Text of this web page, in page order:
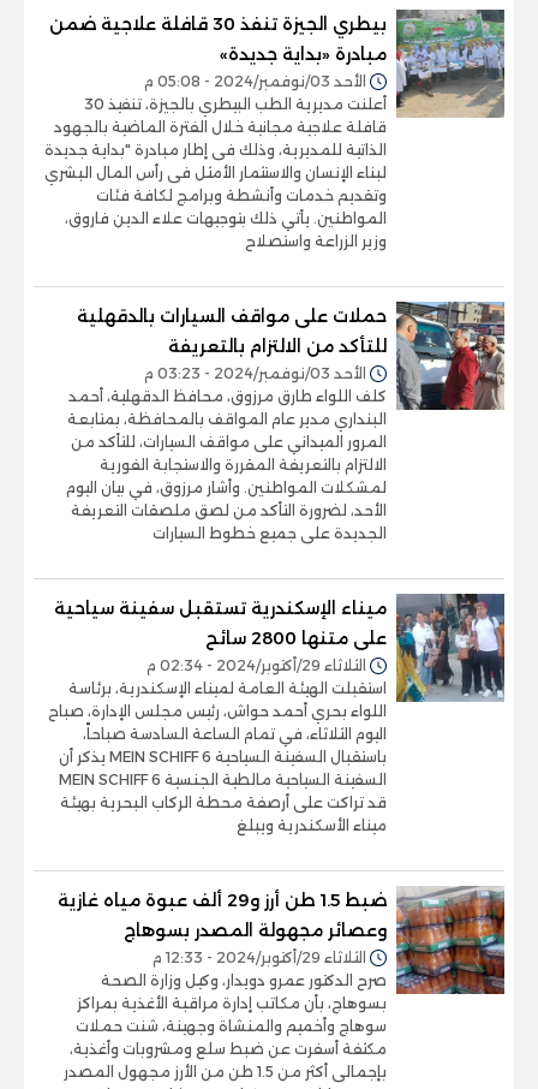
بيطري الجيزة تنفذ 30 قافلة علاجية ضمن
مبادرة «بداية جديدة»
الأحد 03/نوفمبر/2024 - 05:08 م
أعلنت مديرية الطب البيطري بالجيزة، تنفيذ 30
قافلة علاجية مجانية خلال الفترة الماضية بالجهود
الذاتية للمديرية، وذلك فى إطار مبادرة "بداية جديدة
لبناء الإنسان والاستثمار الأمثل فى رأس المال البشري
وتقديم خدمات وأنشطة وبرامج لكافة فئات
المواطنين. يأتي ذلك بتوجيهات علاء الدين فاروق،
وزير الزراعة واستصلاح
حملات على مواقف السيارات بالدقهلية
للتأكد من الالتزام بالتعريفة
الأحد 03/نوفمبر/2024 - 03:23 م
كلف اللواء طارق مرزوق، محافظ الدقهلية، أحمد
البنداري مدير عام المواقف بالمحافظة، بمتابعة
المرور الميداني على مواقف السيارات، للتأكد من
الالتزام بالتعريفة المقررة والاستجابة الفورية
لمشكلات المواطنين. وأشار مرزوق، في بيان اليوم
الأحد، لضرورة التأكد من لصق ملصقات التعريفة
الجديدة على جميع خطوط السيارات
ميناء الإسكندرية تستقبل سفينة سياحية
على متنها 2800 سائح
الثلاثاء 29/أكتوبر/2024 - 02:34 م
استقبلت الهيئة العامة لميناء الإسكندرية، برئاسة
اللواء بحري أحمد حواش، رئيس مجلس الإدارة، صباح
اليوم الثلاثاء، في تمام الساعة السادسة صباحاً،
باستقبال السفينة السياحية MEIN SCHIFF 6 يذكر أن
السفينة السياحية مالطية الجنسية MEIN SCHIFF 6
قد تراكت على أرصفة محطة الركاب البحرية بهيئة
ميناء الأسكندرية ويبلغ
ضبط 1.5 طن أرز و29 ألف عبوة مياه غازية
وعصائر مجهولة المصدر بسوهاج
الثلاثاء 29/أكتوبر/2024 - 12:33 م
صرح الدكتور عمرو دويدار، وكيل وزارة الصحة
بسوهاج، بأن مكاتب إدارة مراقبة الأغذية بمراكز
سوهاج وأخميم والمنشاة وجهينة، شنت حملات
مكثفة أسفرت عن ضبط سلع ومشروبات وأغذية،
بإجمالى أكثر من 1.5 طن من الأرز مجهول المصدر